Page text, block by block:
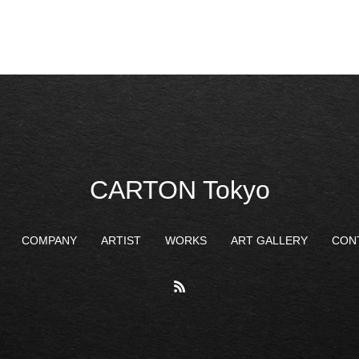
CARTON Tokyo
COMPANY ARTIST WORKS ART GALLERY